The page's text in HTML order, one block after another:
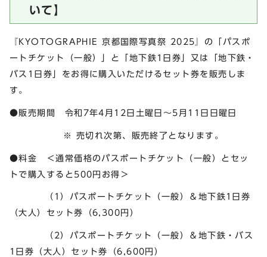
いて】
『KYOTOGRAPHIE 京都国際写真祭 2025』の「パスポ
ートチケット（一般）」と「地下鉄1日券」又は「地下鉄・
バス1日券」をお得に購入いただけるセット券を販売しま
す。
●販売期間 令和7年4月12日土曜日～5月11日日曜日
※ 売切れ次第、販売終了となります。
●料金 ＜通常価格のパスポートチケット（一般）とセッ
トで購入すると500円お得＞
（1）パスポートチケット（一般）＆地下鉄1日券
（大人）セット券（6,300円）
（2）パスポートチケット（一般）＆地下鉄・バス
1日券（大人）セット券（6,600円）